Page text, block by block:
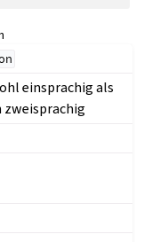
einsprachig als
zweisprachig